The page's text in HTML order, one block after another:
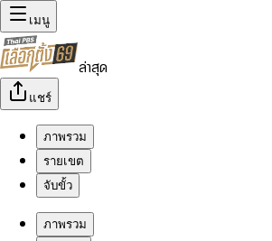
เมนู
ล่าสุด
แชร์
ภาพรวม
รายเขต
จับขั้ว
ภาพรวม